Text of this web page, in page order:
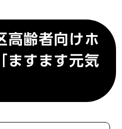
高齢者向けホ
ますます元気